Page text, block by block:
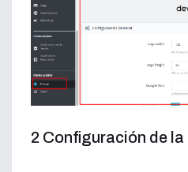
2 Configuración de la